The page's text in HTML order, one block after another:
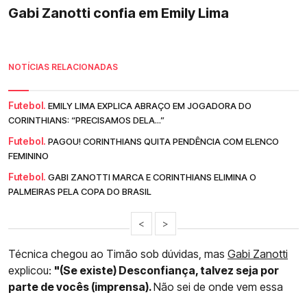
Gabi Zanotti confia em Emily Lima
NOTÍCIAS RELACIONADAS
Futebol. EMILY LIMA EXPLICA ABRAÇO EM JOGADORA DO
CORINTHIANS: “PRECISAMOS DELA...”
Futebol. PAGOU! CORINTHIANS QUITA PENDÊNCIA COM ELENCO
FEMININO
Futebol. GABI ZANOTTI MARCA E CORINTHIANS ELIMINA O
PALMEIRAS PELA COPA DO BRASIL
< >
Técnica chegou ao Timão sob dúvidas, mas Gabi Zanotti
explicou: "(Se existe) Desconfiança, talvez seja por
parte de vocês (imprensa).Não sei de onde vem essa